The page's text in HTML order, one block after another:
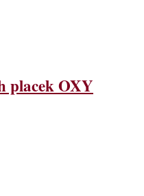
placek OXY